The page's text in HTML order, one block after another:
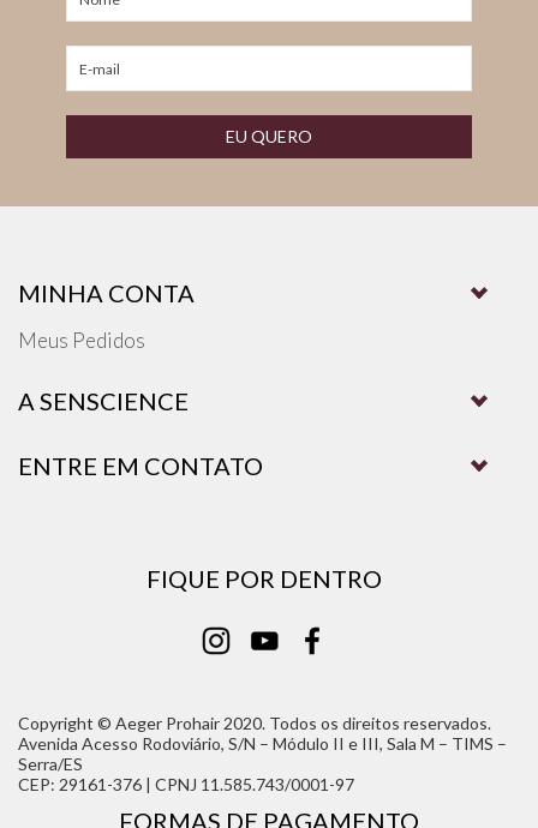
EU QUERO
MINHA CONTA
Meus Pedidos
A SENSCIENCE
ENTRE EM CONTATO
FIQUE POR DENTRO
Copyright © Aeger Prohair 2020. Todos os direitos reservados.
Avenida Acesso Rodoviário, S/N – Módulo II e III, Sala M – TIMS –
Serra/ES
CEP: 29161-376 | CPNJ 11.585.743/0001-97
FORMAS DE PAGAMENTO